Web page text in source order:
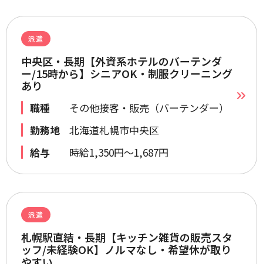
派遣
中央区・長期【外資系ホテルのバーテンダ
ー/15時から】シニアOK・制服クリーニング
あり
職種
その他接客・販売（バーテンダー）
勤務地
北海道札幌市中央区
給与
時給1,350円～1,687円
派遣
札幌駅直結・長期【キッチン雑貨の販売スタ
ッフ/未経験OK】ノルマなし・希望休が取り